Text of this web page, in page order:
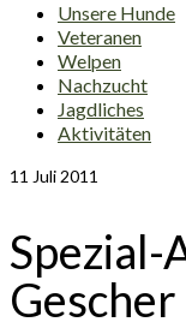
Unsere Hunde
Veteranen
Welpen
Nachzucht
Jagdliches
Aktivitäten
11 Juli 2011
Spezial-
Gescher